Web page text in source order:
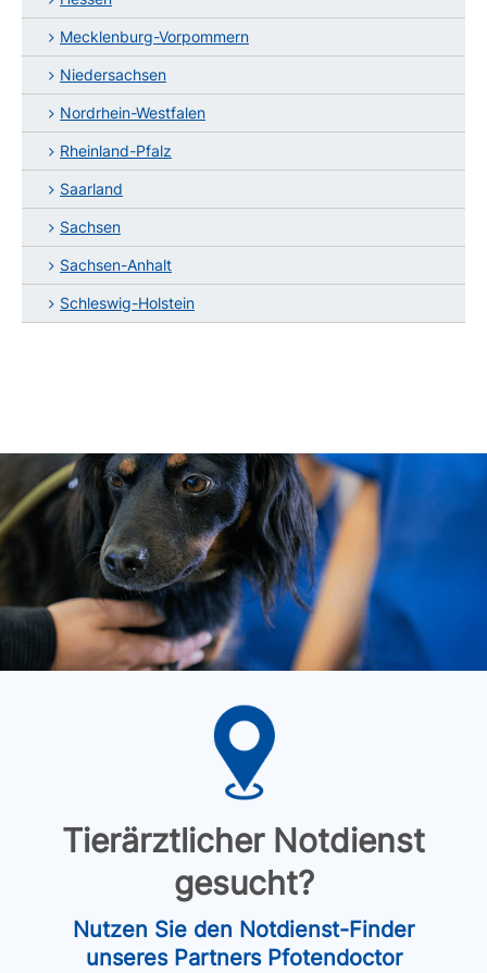
Mecklenburg-Vorpommern
Niedersachsen
Nordrhein-Westfalen
Rheinland-Pfalz
Saarland
Sachsen
Sachsen-Anhalt
Schleswig-Holstein
Tierärztlicher Notdienst
gesucht?
Nutzen Sie den Notdienst-Finder
unseres Partners Pfotendoctor